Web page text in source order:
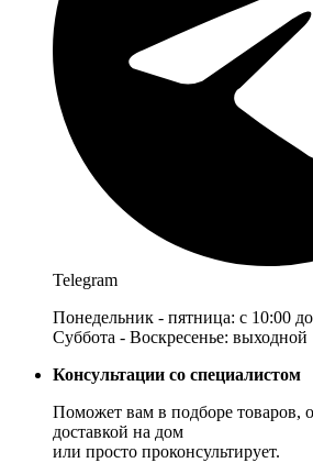
Telegram
Понедельник - пятница: с 10:00
Суббота - Воскресенье: выходной
Консультации со специалистом
Поможет вам в подборе товаров,
доставкой на дом
или просто проконсультирует.